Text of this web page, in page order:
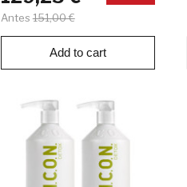
Antes 151,00 €
Add to cart